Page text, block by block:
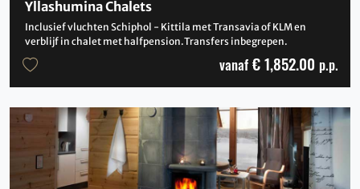
Yllashumina Chalets
Inclusief vluchten Schiphol - Kittila met Transavia of KLM en
verblijf in chalet met halfpension.Transfers inbegrepen.
vanaf € 1,852.00 p.p.